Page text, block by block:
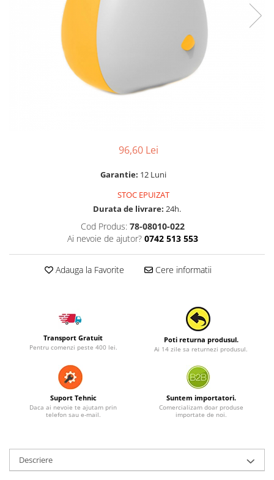
96,60 Lei
Garantie: 12 Luni
STOC EPUIZAT
Durata de livrare: 24h.
Cod Produs: 78-08010-022
Ai nevoie de ajutor? 0742 513 553
Adauga la Favorite Cere informatii
Transport Gratuit
Pentru comenzi peste 400 lei.
Poti returna produsul.
Ai 14 zile sa returnezi produsul.
Suport Tehnic
Daca ai nevoie te ajutam prin
telefon sau e-mail.
Suntem importatori.
Comercializam doar produse
importate de noi.
Descriere